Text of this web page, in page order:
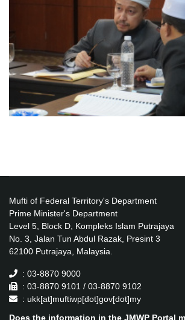
Mufti of Federal Territory's Department
Prime Minister's Department
Level 5, Block D, Kompleks Islam Putrajaya
No. 3, Jalan Tun Abdul Razak, Presint 3
62100 Putrajaya, Malaysia.
: 03-8870 9000
: 03-8870 9101 / 03-8870 9102
: ukk[at]muftiwp[dot]gov[dot]my
Does the information in the JMWP Portal